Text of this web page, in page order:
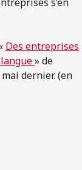
Des entreprises
» de
dernier. (en